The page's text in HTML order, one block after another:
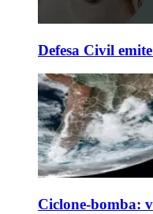
Defesa Civil
Ciclone-bomba: